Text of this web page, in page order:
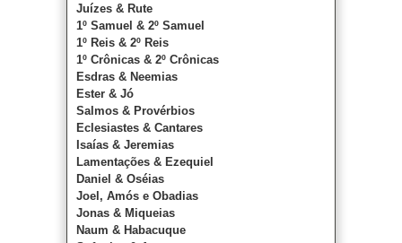
Juízes & Rute
1º Samuel & 2º Samuel
1º Reis & 2º Reis
1º Crônicas & 2º Crônicas
Esdras & Neemias
Ester & Jó
Salmos & Provérbios
Eclesiastes & Cantares
Isaías & Jeremias
Lamentações & Ezequiel
Daniel & Oséias
Joel, Amós e Obadias
Jonas & Miqueias
Naum & Habacuque